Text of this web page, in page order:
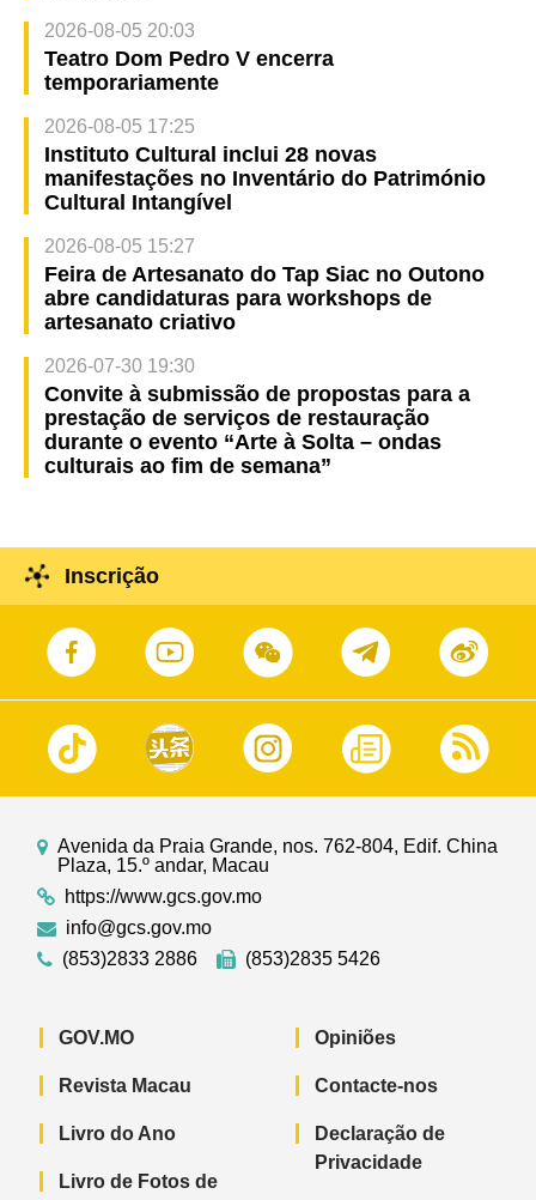
2026-08-05 20:03
Teatro Dom Pedro V encerra
temporariamente
2026-08-05 17:25
Instituto Cultural inclui 28 novas
manifestações no Inventário do Património
Cultural Intangível
2026-08-05 15:27
Feira de Artesanato do Tap Siac no Outono
abre candidaturas para workshops de
artesanato criativo
2026-07-30 19:30
Convite à submissão de propostas para a
prestação de serviços de restauração
durante o evento “Arte à Solta – ondas
culturais ao fim de semana”
Inscrição
Avenida da Praia Grande, nos. 762-804, Edif. China
Plaza, 15.º andar, Macau
https://www.gcs.gov.mo
info@gcs.gov.mo
(853)2833 2886
(853)2835 5426
GOV.MO
Revista Macau
Livro do Ano
Livro de Fotos de
Opiniões
Contacte-nos
Declaração de
Privacidade